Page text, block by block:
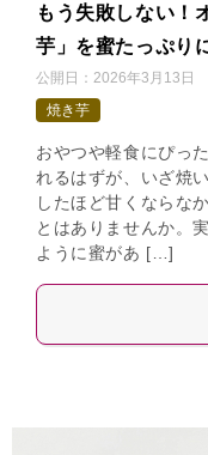
もう失敗しない！
芋」を蜜たっぷり
公開日： 2026年3月13日
焼き芋
おやつや軽食にぴっ
れるはずが、いざ焼
したほど甘くならな
とはありませんか。
ように蜜があ […]